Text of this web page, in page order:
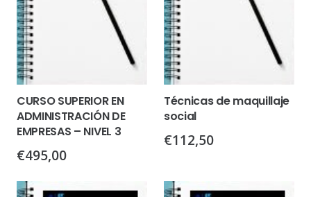
CURSO SUPERIOR EN
ADMINISTRACIÓN DE
EMPRESAS – NIVEL 3
€495,00
Técnicas de maquillaje
social
€112,50